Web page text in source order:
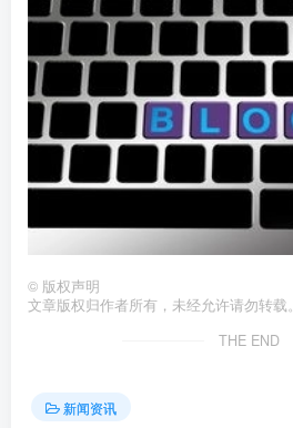
© 版权声明
文章版权归作者所有，未经允许请勿转载。
THE END
新闻资讯